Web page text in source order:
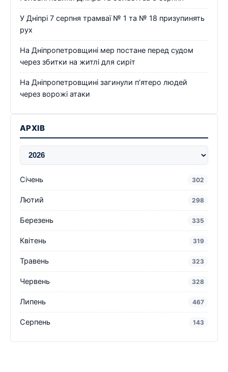
У Дніпрі 7 серпня трамваї № 1 та № 18 призупинять
рух
На Дніпропетровщині мер постане перед судом
через збитки на житлі для сиріт
На Дніпропетровщині загинули п’ятеро людей
через ворожі атаки
АРХІВ
Січень 302
Лютий 298
Березень 335
Квітень 319
Травень 323
Червень 328
Липень 467
Серпень 143